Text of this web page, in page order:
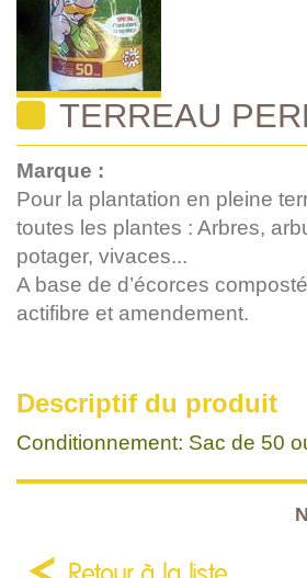
TERREAU
Marque :
Pour la plantation en pleine
toutes les plantes : Arbres,
potager, vivaces...
A base de d’écorces
actifibre et amendement.
Descriptif du produit
Conditionnement: Sac de 50